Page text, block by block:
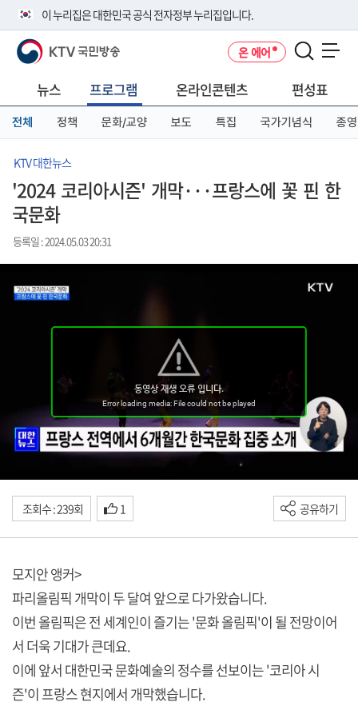
이 누리집은 대한민국 공식 전자정부 누리집입니다.
공식 누리집 주소 확인하기
니다.
이밖에 or.kr 또는 .kr등 다른 도메인 주소를 사용하고 있다면 아래 URL에
서 도메인 주소를 확인해 보세요
KTV 국민방송 온 에어
뉴스 프로그램 온라인콘텐츠 편성표
전체 정책 문화/교양 보도 특집 국가기념식 종영
KTV 대한뉴스
'2024 코리아시즌' 개막···프랑스에 꽃 핀 한
국문화
등록일 : 2024.05.03 20:31
조회수 : 239회 1 공유하기
모지안 앵커>
파리올림픽 개막이 두 달여 앞으로 다가왔습니다.
이번 올림픽은 전 세계인이 즐기는 '문화 올림픽'이 될 전망이어
서 더욱 기대가 큰데요.
이에 앞서 대한민국 문화예술의 정수를 선보이는 '코리아 시
즌'이 프랑스 현지에서 개막했습니다.